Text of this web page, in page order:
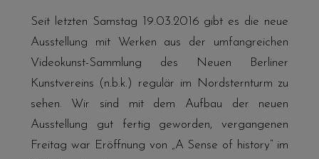
Seit letzten Samstag 19.03.2016 gibt es die neue
Ausstellung mit Werken aus der umfangreichen
Videokunst-Sammlung des Neuen Berliner
Kunstvereins (n.b.k.) regulär im Nordsternturm zu
sehen. Wir sind mit dem Aufbau der neuen
Ausstellung gut fertig geworden, vergangenen
Freitag war Eröffnung von „A Sense of history“ im